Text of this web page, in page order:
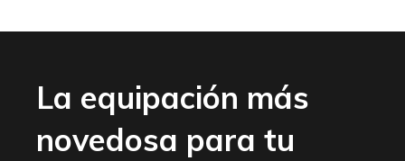
La equipación más
novedosa para tu